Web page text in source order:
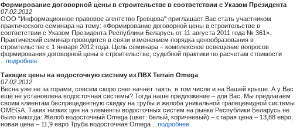
Формирование договорной цены в строительстве в соответствии с Указом Президента
07.02.2012
ООО "Информационное правовое агентство Гревцова" приглашает Вас стать участником
практического семинара на тему: «Формирование договорной цены в строительстве в
соответствии с Указом Президента Республики Беларусь от 11 августа 2011 года № 361».
Практический семинар проводится в связи изменением порядка ценообразования в
строительстве с 1 января 2012 года. Цель семинара – комплексное освещение вопросов
формирования договорной цены в строительстве, судебной практики по расчетам стоимости
...подробнее
Тающие цены на водосточную систему из ПВХ Terrain Omega
07.02.2012
Весна уже не за горами, совсем скоро снег начнёт таять, в том числе и на Вашей крыше. А у Вас
ещё не установлена водосточная системы? Тогда наше предложение – для Вас. Мы предлагаем
своим клиентам беспрецедентную скидку на трубы и желоба уникальной трапецевидной системы
OMEGA. Таких низких цен на элементы водосточных систем на рынке Республики Беларусь не
было никогда: Желоб водосточный Omega (цвет: белый, коричневый) – старая цена – 13,88 евро,
новая цена – 11,9 евро Труба водосточная Omega
...подробнее